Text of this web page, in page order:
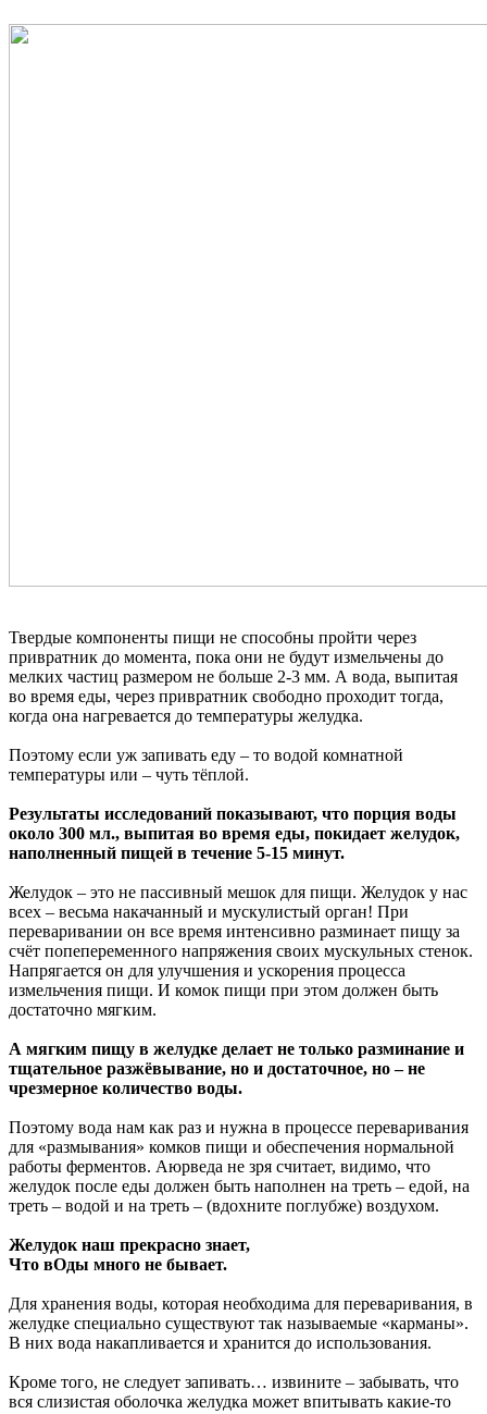
Твердые компоненты пищи не способны пройти через
привратник до момента, пока они не будут измельчены до
мелких частиц размером не больше 2-3 мм. А вода, выпитая
во время еды, через привратник свободно проходит тогда,
когда она нагревается до температуры желудка.
Поэтому если уж запивать еду – то водой комнатной
температуры или – чуть тёплой.
Результаты исследований показывают, что порция воды
около 300 мл., выпитая во время еды, покидает желудок,
наполненный пищей в течение 5-15 минут.
Желудок – это не пассивный мешок для пищи. Желудок у нас
всех – весьма накачанный и мускулистый орган! При
переваривании он все время интенсивно разминает пищу за
счёт попепеременного напряжения своих мускульных стенок.
Напрягается он для улучшения и ускорения процесса
измельчения пищи. И комок пищи при этом должен быть
достаточно мягким.
А мягким пищу в желудке делает не только разминание и
тщательное разжёвывание, но и достаточное, но – не
чрезмерное количество воды.
Поэтому вода нам как раз и нужна в процессе переваривания
для «размывания» комков пищи и обеспечения нормальной
работы ферментов. Аюрведа не зря считает, видимо, что
желудок после еды должен быть наполнен на треть – едой, на
треть – водой и на треть – (вдохните поглубже) воздухом.
Желудок наш прекрасно знает,
Что вОды много не бывает.
Для хранения воды, которая необходима для переваривания, в
желудке специально существуют так называемые «карманы».
В них вода накапливается и хранится до использования.
Кроме того, не следует запивать… извините – забывать, что
вся слизистая оболочка желудка может впитывать какие-то